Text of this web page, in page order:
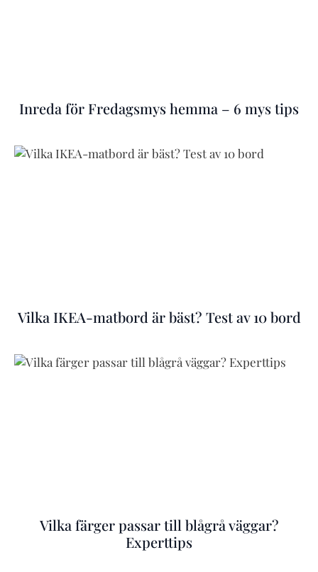
Inreda för Fredagsmys hemma – 6 mys tips
Vilka IKEA-matbord är bäst? Test av 10 bord
Vilka färger passar till blågrå väggar?
Experttips